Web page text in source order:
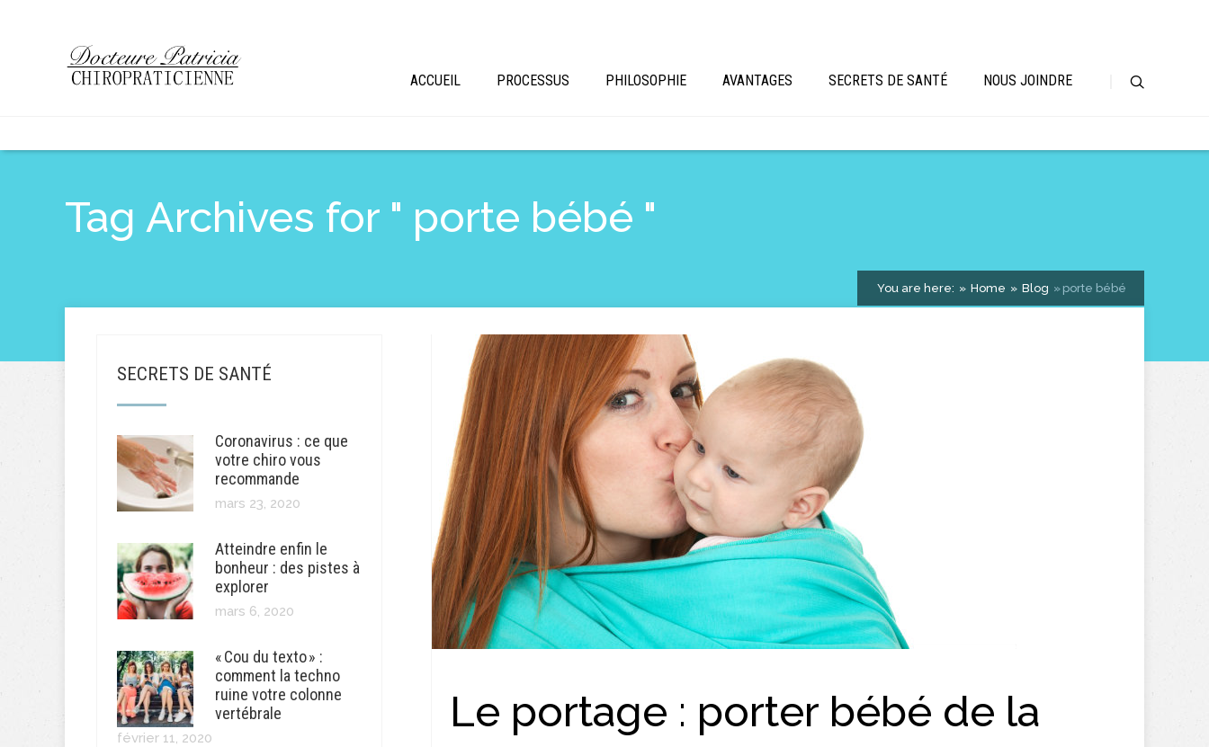
ACCUEIL PROCESSUS PHILOSOPHIE AVANTAGES SECRETS DE SANTÉ NOUS JOINDRE
Tag Archives for " porte bébé "
You are here: Home Blog porte bébé
SECRETS DE SANTÉ
Coronavirus : ce que
votre chiro vous
recommande
mars 23, 2020
Atteindre enfin le
bonheur : des pistes à
explorer
mars 6, 2020
« Cou du texto » :
comment la techno
ruine votre colonne
vertébrale
février 11, 2020
Le portage : porter bébé de la